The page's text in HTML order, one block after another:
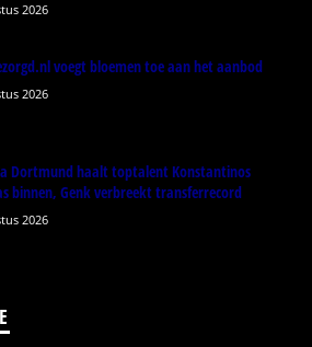
2026
voegt bloemen toe aan het aanbod
2026
Dortmund haalt toptalent Konstantinos
binnen, Genk verbreekt transferrecord
2026